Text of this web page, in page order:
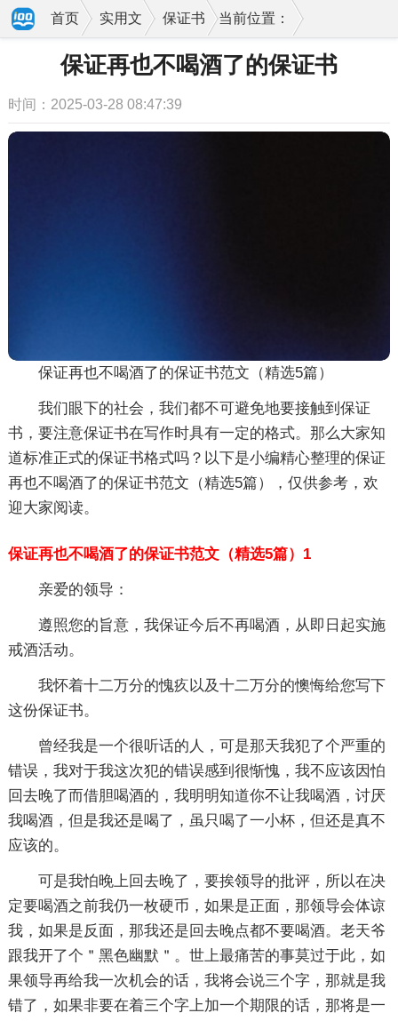
当前位置：
首页 实用文 保证书
保证再也不喝酒了的保证书
时间：2025-03-28 08:47:39
保证再也不喝酒了的保证书范文（精选5篇）
我们眼下的社会，我们都不可避免地要接触到保证
书，要注意保证书在写作时具有一定的格式。那么大家知
道标准正式的保证书格式吗？以下是小编精心整理的保证
再也不喝酒了的保证书范文（精选5篇），仅供参考，欢
迎大家阅读。
保证再也不喝酒了的保证书范文（精选5篇）1
亲爱的领导：
遵照您的旨意，我保证今后不再喝酒，从即日起实施
戒酒活动。
我怀着十二万分的愧疚以及十二万分的懊悔给您写下
这份保证书。
曾经我是一个很听话的人，可是那天我犯了个严重的
错误，我对于我这次犯的错误感到很惭愧，我不应该因怕
回去晚了而借胆喝酒的，我明明知道你不让我喝酒，讨厌
我喝酒，但是我还是喝了，虽只喝了一小杯，但还是真不
应该的。
可是我怕晚上回去晚了，要挨领导的批评，所以在决
定要喝酒之前我仍一枚硬币，如果是正面，那领导会体谅
我，如果是反面，那我还是回去晚点都不要喝酒。老天爷
跟我开了个＂黑色幽默＂。世上最痛苦的事莫过于此，如
果领导再给我一次机会的话，我将会说三个字，那就是我
错了，如果非要在着三个字上加一个期限的话，那将是一